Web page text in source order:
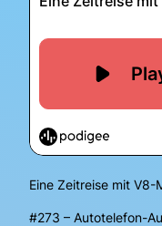
Eine Zeitreise mit V8-
#273 – Autotelefon-